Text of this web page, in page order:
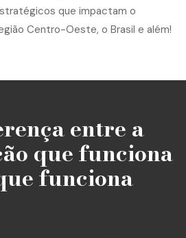
entre a
que funciona
funciona